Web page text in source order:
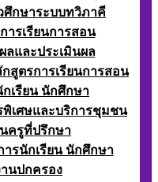
ศึกษาระบบทวิภาคี
ารเรียนการสอน
ลและประเมินผล
สูตรการเรียนการสอน
กเรียน นักศึกษา
พิเศษและบริการชุมชน
ครูที่ปรึกษา
ารนักเรียน นักศึกษา
านปกครอง